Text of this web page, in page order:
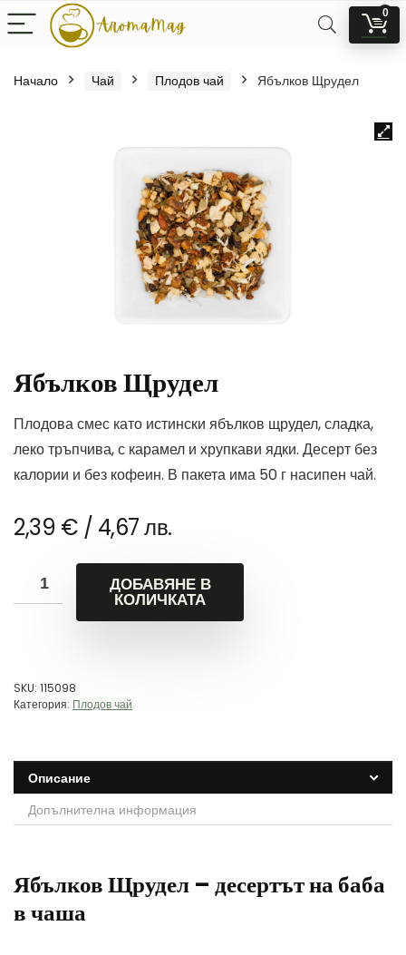
0
Начало Чай Плодов чай Ябълков Щрудел
Ябълков Щрудел
Плодова смес като истински ябълков щрудел, сладка,
леко тръпчива, с карамел и хрупкави ядки. Десерт без
калории и без кофеин. В пакета има 50 г насипен чай.
2,39 € / 4,67 лв.
ДОБАВЯНЕ В
КОЛИЧКАТА
SKU: 115098
Категория: Плодов чай
Описание
Допълнителна информация
Ябълков Щрудел – десертът на баба
в чаша